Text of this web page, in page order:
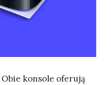
Obie konsole oferują